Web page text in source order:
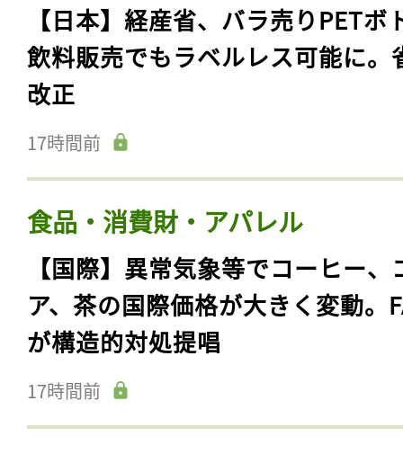
【日本】経産省、バラ売りPETボ
飲料販売でもラベルレス可能に。
改正
17時間前
食品・消費財・アパレル
【国際】異常気象等でコーヒー、
ア、茶の国際価格が大きく変動。
が構造的対処提唱
17時間前